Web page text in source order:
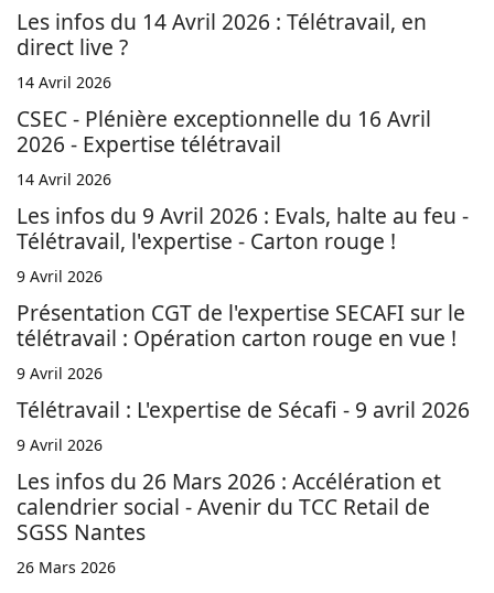
Les infos du 14 Avril 2026 : Télétravail, en
direct live ?
14 Avril 2026
CSEC - Plénière exceptionnelle du 16 Avril
2026 - Expertise télétravail
14 Avril 2026
Les infos du 9 Avril 2026 : Evals, halte au feu -
Télétravail, l'expertise - Carton rouge !
9 Avril 2026
Présentation CGT de l'expertise SECAFI sur le
télétravail : Opération carton rouge en vue !
9 Avril 2026
Télétravail : L'expertise de Sécafi - 9 avril 2026
9 Avril 2026
Les infos du 26 Mars 2026 : Accélération et
calendrier social - Avenir du TCC Retail de
SGSS Nantes
26 Mars 2026